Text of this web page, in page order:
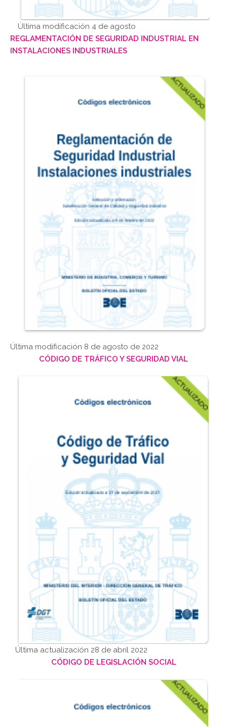
Última modificación 4 de agosto
REGLAMENTACIÓN DE SEGURIDAD INDUSTRIAL EN
INSTALACIONES INDUSTRIALES
Última modificación 8 de agosto de 2022
CÓDIGO DE TRÁFICO Y SEGURIDAD VIAL
Última actualización 28 de abril 2022
CÓDIGO DE LEGISLACIÓN SOCIAL